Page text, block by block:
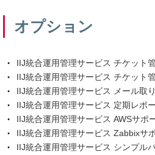
オプション
IIJ統合運用管理サービス チケット
IIJ統合運用管理サービス チケット
IIJ統合運用管理サービス メール取
IIJ統合運用管理サービス 定期レポ
IIJ統合運用管理サービス AWSサポ
IIJ統合運用管理サービス Zabbixサ
IIJ統合運用管理サービス シンプル